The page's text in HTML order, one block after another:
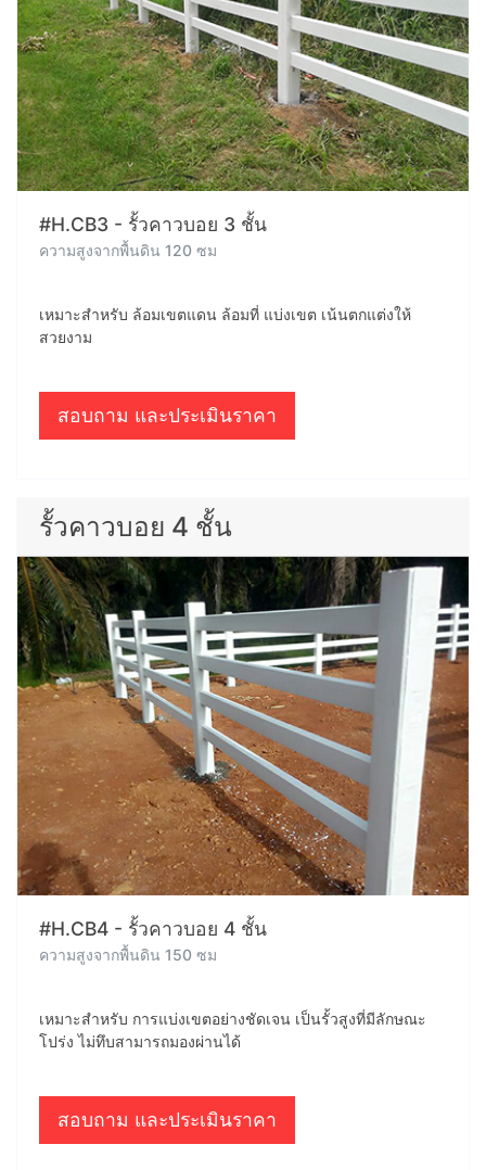
#H.CB3 - รั้วคาวบอย 3 ชั้น
ความสูงจากพื้นดิน 120 ซม
เหมาะสำหรับ ล้อมเขตแดน ล้อมที่ แบ่งเขต เน้นตกแต่งให้
สวยงาม
สอบถาม และประเมินราคา
รั้วคาวบอย 4 ชั้น
#H.CB4 - รั้วคาวบอย 4 ชั้น
ความสูงจากพื้นดิน 150 ซม
เหมาะสำหรับ การแบ่งเขตอย่างชัดเจน เป็นรั้วสูงที่มีลักษณะ
โปร่ง ไม่ทึบสามารถมองผ่านได้
สอบถาม และประเมินราคา